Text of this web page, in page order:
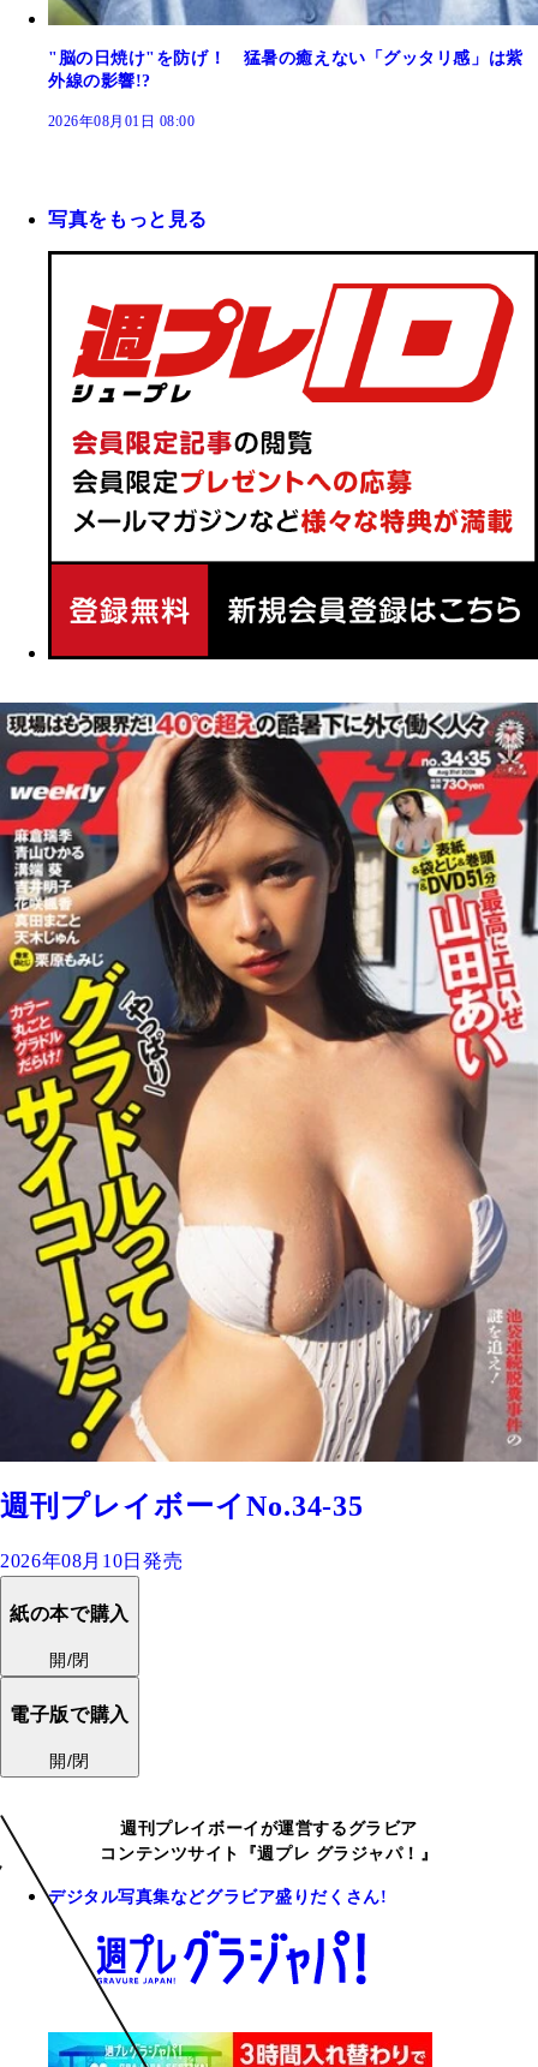
"脳の日焼け"を防げ！ 猛暑の癒えない「グッタリ感」は紫
外線の影響!?
2026年08月01日 08:00
写真をもっと見る
週刊プレイボーイNo.34-35
2026年08月10日発売
紙の本で購入
開/閉
電子版で購入
開/閉
週刊プレイボーイが運営するグラビア
コンテンツサイト『週プレ グラジャパ！』
デジタル写真集などグラビア盛りだくさん!